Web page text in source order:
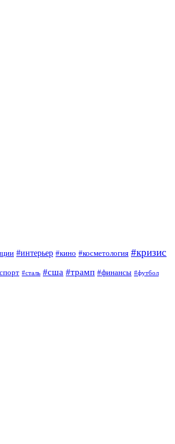
#интерьер #кино #косметология #кризис
#сталь #сша #трамп #финансы #футбол